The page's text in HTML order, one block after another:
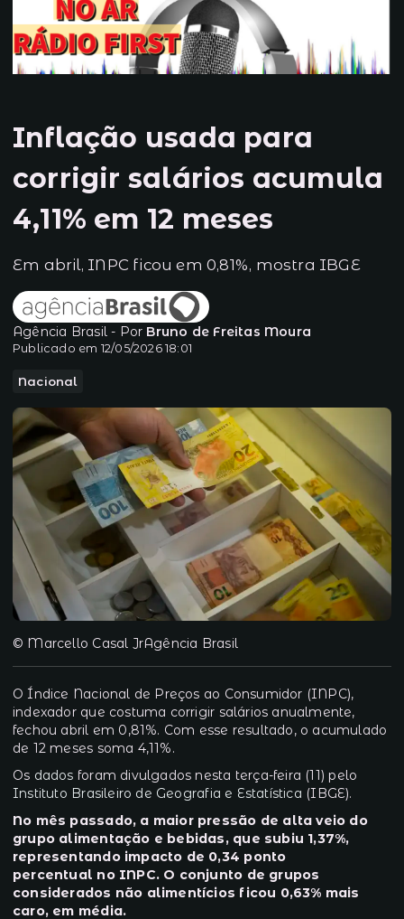
Inflação usada para
corrigir salários acumula
4,11% em 12 meses
Em abril, INPC ficou em 0,81%, mostra IBGE
Agência Brasil - Por Bruno de Freitas Moura
Publicado em 12/05/2026 18:01
Nacional
© Marcello Casal JrAgência Brasil
O Índice Nacional de Preços ao Consumidor (INPC),
indexador que costuma corrigir salários anualmente,
fechou abril em 0,81%. Com esse resultado, o acumulado
de 12 meses soma 4,11%.
Os dados foram divulgados nesta terça-feira (11) pelo
Instituto Brasileiro de Geografia e Estatística (IBGE).
No mês passado, a maior pressão de alta veio do
grupo alimentação e bebidas, que subiu 1,37%,
representando impacto de 0,34 ponto
percentual no INPC. O conjunto de grupos
considerados não alimentícios ficou 0,63% mais
caro, em média.